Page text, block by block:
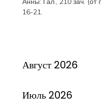
16-21.
Август 2026
Июль 2026